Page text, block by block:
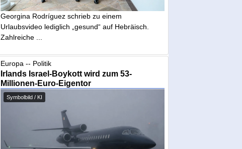
Georgina Rodríguez schrieb zu einem
Urlaubsvideo lediglich „gesund“ auf Hebräisch.
Zahlreiche ...
Europa -- Politik
Irlands Israel-Boykott wird zum 53-
Millionen-Euro-Eigentor
Symbolbild / KI